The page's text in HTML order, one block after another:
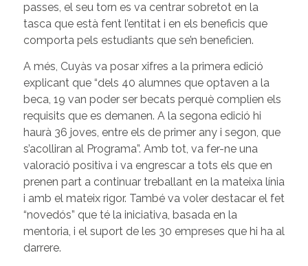
passes, el seu torn es va centrar sobretot en la
tasca que està fent l’entitat i en els beneficis que
comporta pels estudiants que se’n beneficien.
A més, Cuyàs va posar xifres a la primera edició
explicant que “dels 40 alumnes que optaven a la
beca, 19 van poder ser becats perquè complien els
requisits que es demanen. A la segona edició hi
haurà 36 joves, entre els de primer any i segon, que
s’acolliran al Programa”. Amb tot, va fer-ne una
valoració positiva i va engrescar a tots els que en
prenen part a continuar treballant en la mateixa línia
i amb el mateix rigor. També va voler destacar el fet
“novedós” que té la iniciativa, basada en la
mentoria, i el suport de les 30 empreses que hi ha al
darrere.